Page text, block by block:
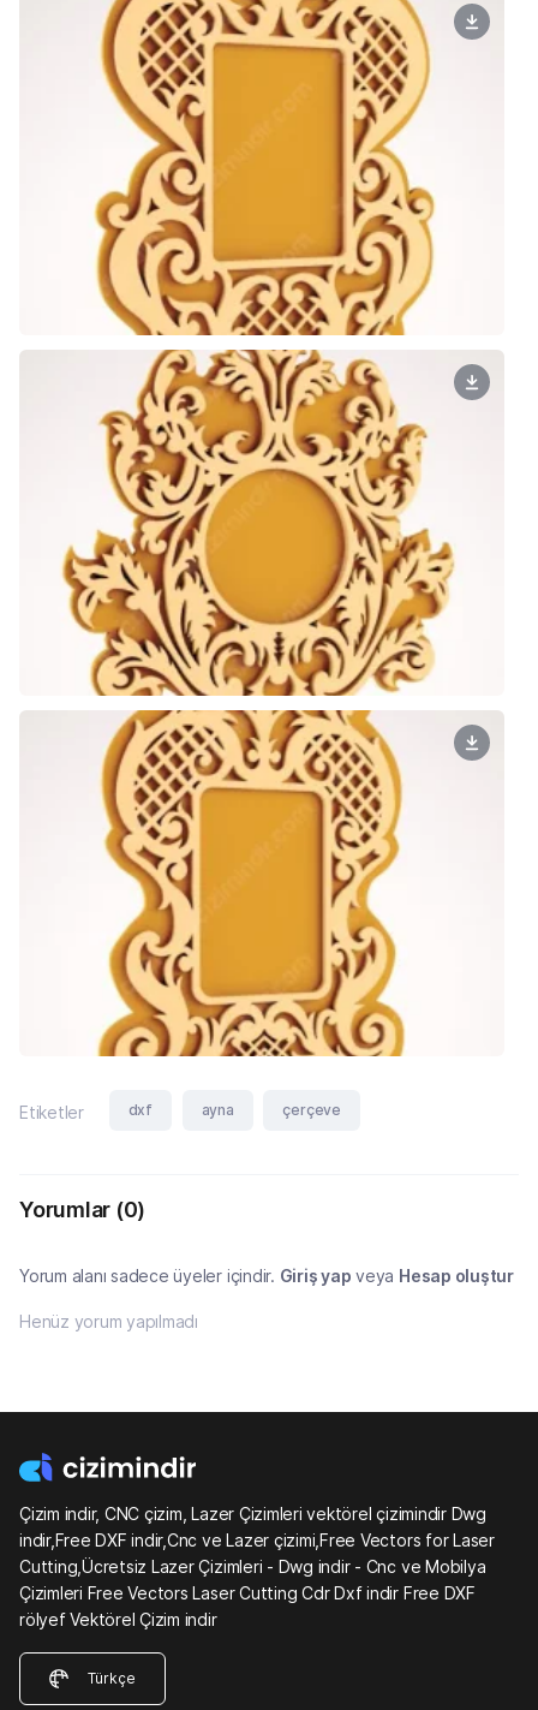
Etiketler dxf ayna çerçeve
Yorumlar (0)
Yorum alanı sadece üyeler içindir. Giriş yap veya Hesap oluştur
Henüz yorum yapılmadı
Çizim indir, CNC çizim, Lazer Çizimleri vektörel çizimindir Dwg
indir,Free DXF indir,Cnc ve Lazer çizimi,Free Vectors for Laser
Cutting,Ücretsiz Lazer Çizimleri - Dwg indir - Cnc ve Mobilya
Çizimleri Free Vectors Laser Cutting Cdr Dxf indir Free DXF
rölyef Vektörel Çizim indir
Türkçe